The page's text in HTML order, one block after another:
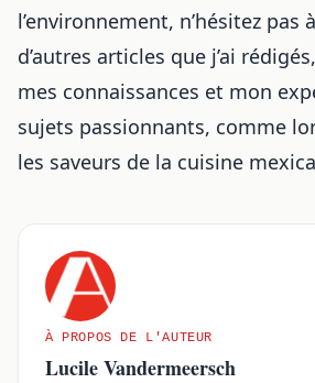
l’environnement, n’hésitez pas
d’autres articles que j’ai
mes connaissances et mon
sujets passionnants, comme
les saveurs de la cuisine
À PROPOS DE L'AUTEUR
Lucile Vandermeersch